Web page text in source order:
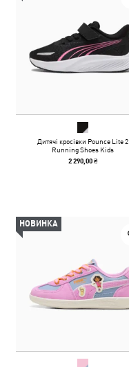
Дитячі кросівки Pounce Lite 2
Running Shoes Kids
2 290,00 ₴
НОВИНКА